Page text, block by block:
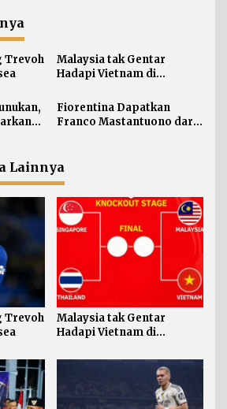
Trevoh
Malaysia tak Gentar
Hadapi Vietnam di
Fiorentina Dapatkan
Franco Mastantuono dari
Lainnya
Trevoh
Malaysia tak Gentar
Hadapi Vietnam di